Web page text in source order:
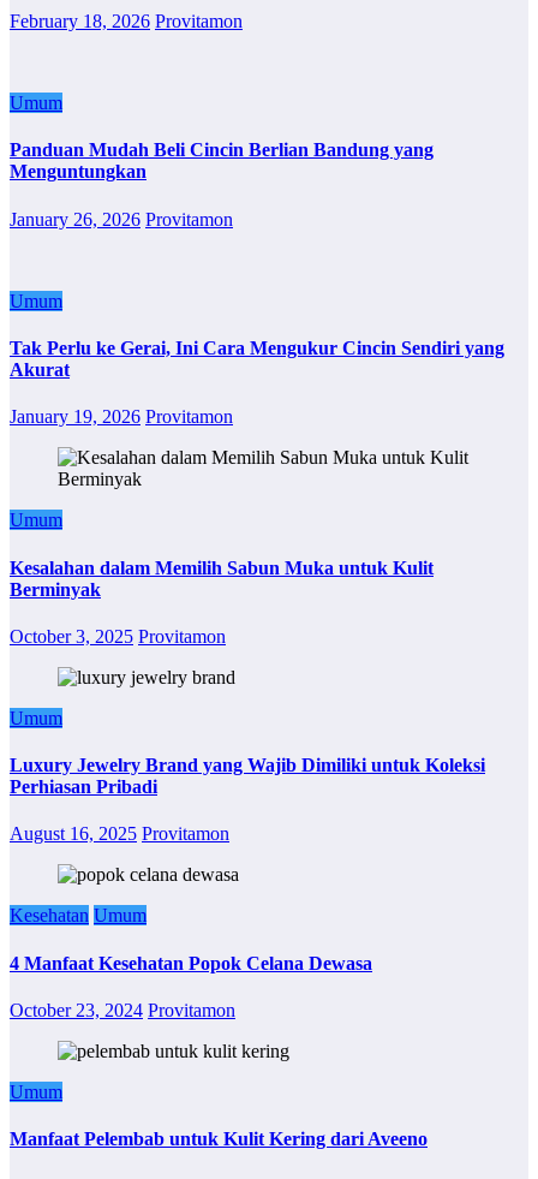
February 18, 2026 Provitamon
Umum
Panduan Mudah Beli Cincin Berlian Bandung yang
Menguntungkan
January 26, 2026 Provitamon
Umum
Tak Perlu ke Gerai, Ini Cara Mengukur Cincin Sendiri yang
Akurat
January 19, 2026 Provitamon
Umum
Kesalahan dalam Memilih Sabun Muka untuk Kulit
Berminyak
October 3, 2025 Provitamon
Umum
Luxury Jewelry Brand yang Wajib Dimiliki untuk Koleksi
Perhiasan Pribadi
August 16, 2025 Provitamon
Kesehatan Umum
4 Manfaat Kesehatan Popok Celana Dewasa
October 23, 2024 Provitamon
Umum
Manfaat Pelembab untuk Kulit Kering dari Aveeno